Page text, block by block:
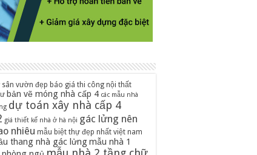
vườn đẹp báo giá thi công nội thất
bản vẽ móng nhà cấp 4 các mẫu nhà
dự toán xây nhà cấp 4
giá thiết kế nhà ở hà nội gác lửng nên
nhiêu mẫu biệt thự đẹp nhất việt nam
thang nhà gác lửngmẫu nhà 1